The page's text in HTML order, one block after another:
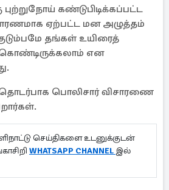
புற்றுநோய் கண்டுபிடிக்கப்பட்ட
ஏற்பட்ட மன அழுத்தம்
தங்கள் உயிரைத்
என
பொலிசார் விசாரணை
செய்திகளை உடனுக்குடன்
WHATSAPP CHANNEL இல்